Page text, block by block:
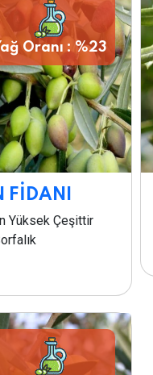
Oranı : %23
FİDANI
Yüksek Çeşittir